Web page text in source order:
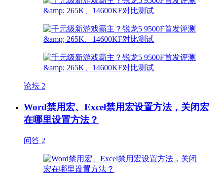
论坛 2
Word禁用宏、Excel禁用宏设置方法，关闭宏
在哪里设置方法？
问答 2